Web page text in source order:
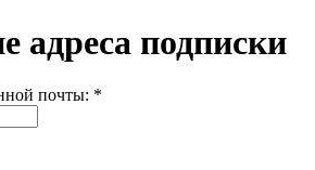
адреса подписки
почты: *